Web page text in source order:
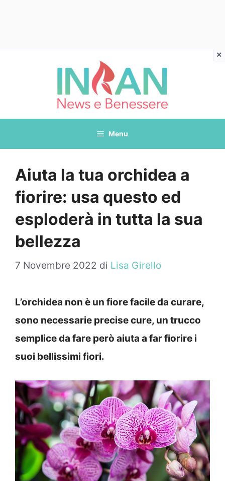
Menu
Aiuta la tua orchidea a
fiorire: usa questo ed
esploderà in tutta la sua
bellezza
7 Novembre 2022 di Lisa Girello
L’orchidea non è un fiore facile da curare,
sono necessarie precise cure, un trucco
semplice da fare però aiuta a far fiorire i
suoi bellissimi fiori.